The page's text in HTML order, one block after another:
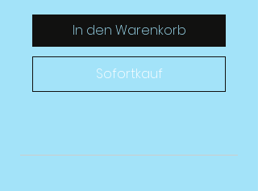
In den Warenkorb
Sofortkauf